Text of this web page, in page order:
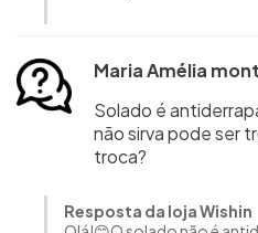
Maria Amélia
Solado é
não sirva pode ser
troca?
Resposta da loja Wishin